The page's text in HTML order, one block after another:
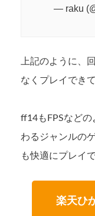
— raku
上記のように、
なくプレイでき
ff14もFPSなど
わるジャンルの
も快適にプレイ
楽天ひ